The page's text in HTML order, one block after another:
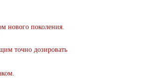
нового поколения.
точно дозировать